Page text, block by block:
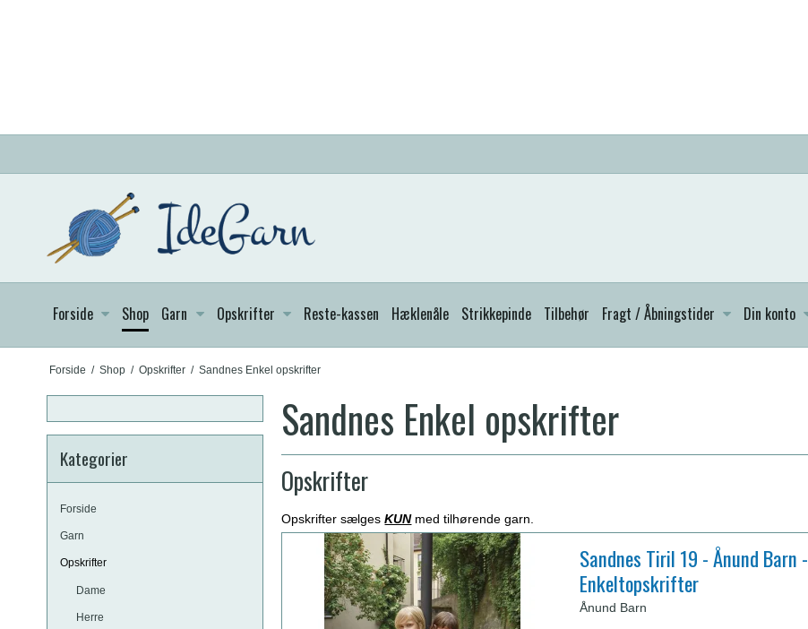
Forside Shop Garn Opskrifter Reste-kassen Hæklenåle Strikkepinde Tilbehør Fragt / Åbningstider Din konto
Forside / Shop / Opskrifter / Sandnes Enkel opskrifter
Kategorier
Forside
Garn
Opskrifter
Dame
Herre
Sandnes Enkel opskrifter
Opskrifter
Opskrifter sælgesKUNmed tilhørende garn.
Sandnes Tiril 19 - Ånund Barn -
Enkeltopskrifter
Ånund Barn